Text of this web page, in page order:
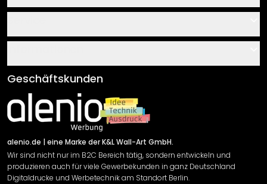
Über uns
Klebe- und Montageanleitungen
Newsletter An-/Abmeldung
Sendungsverfolgung
AGB
Impressum
Versand & Zahlung
Rücksendung
Widerrufsrecht
Datenschutzerklärung
Geschäftskunden
alenio.de | eine Marke der K&L Wall-Art GmbH.
Wir sind nicht nur im B2C Bereich tätig, sondern entwickeln und
produzieren auch für viele Gewerbekunden in ganz Deutschland
Digitaldrucke und Werbetechnik am Standort Berlin.